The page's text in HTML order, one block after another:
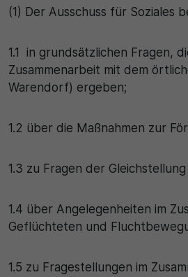
(1) Der Ausschuss für Soziales
1.1 in grundsätzlichen Fragen,
Zusammenarbeit mit dem
Warendorf) ergeben;
1.2 über die Maßnahmen zur
1.3 zu Fragen der Gleichstellung
1.4 über Angelegenheiten im
Geflüchteten und
1.5 zu Fragestellungen im